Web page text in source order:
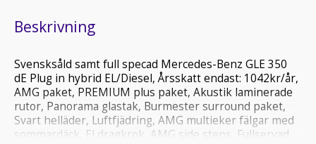
Beskrivning
Svensksåld samt full specad Mercedes-Benz GLE 350
dE Plug in hybrid EL/Diesel, Årsskatt endast: 1042kr/år,
AMG paket, PREMIUM plus paket, Akustik laminerade
rutor, Panorama glastak, Burmester surround paket,
Svart helläder, Luftfjädring, AMG multieker fälgar med
sommardäck, El dragkrok, AMG side steps, Fullservad.